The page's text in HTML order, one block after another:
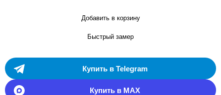
Добавить в корзину
Быстрый замер
Купить в Telegram
Купить в MAX